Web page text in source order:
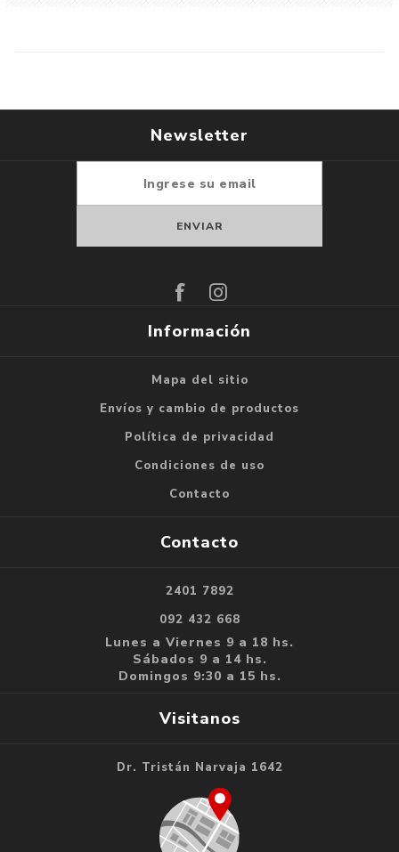
Newsletter
Información
Mapa del sitio
Envíos y cambio de productos
Política de privacidad
Condiciones de uso
Contacto
Contacto
2401 7892
092 432 668
Lunes a Viernes 9 a 18 hs.
Sábados 9 a 14 hs.
Domingos 9:30 a 15 hs.
Visitanos
Dr. Tristán Narvaja 1642